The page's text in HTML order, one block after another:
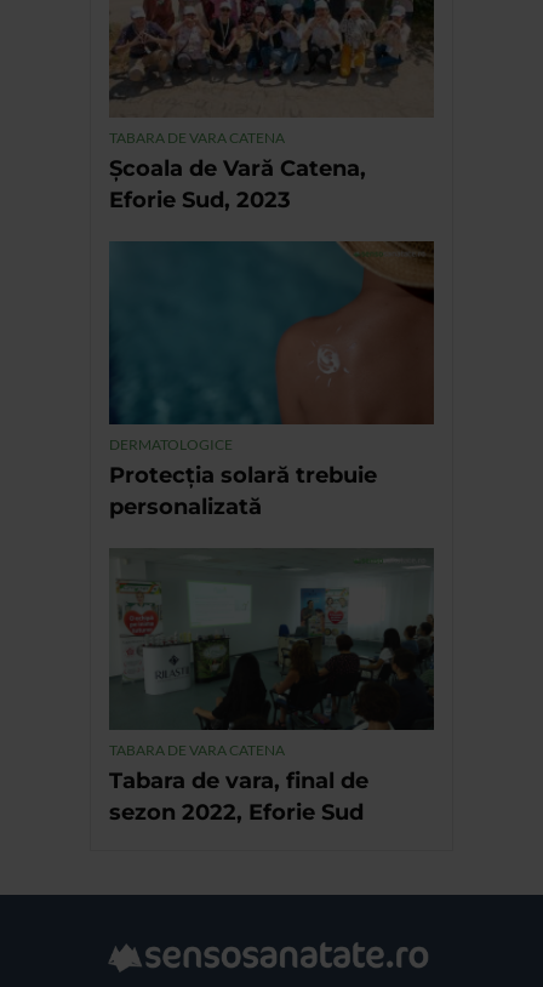
TABARA DE VARA CATENA
Școala de Vară Catena,
Eforie Sud, 2023
DERMATOLOGICE
Protecția solară trebuie
personalizată
TABARA DE VARA CATENA
Tabara de vara, final de
sezon 2022, Eforie Sud